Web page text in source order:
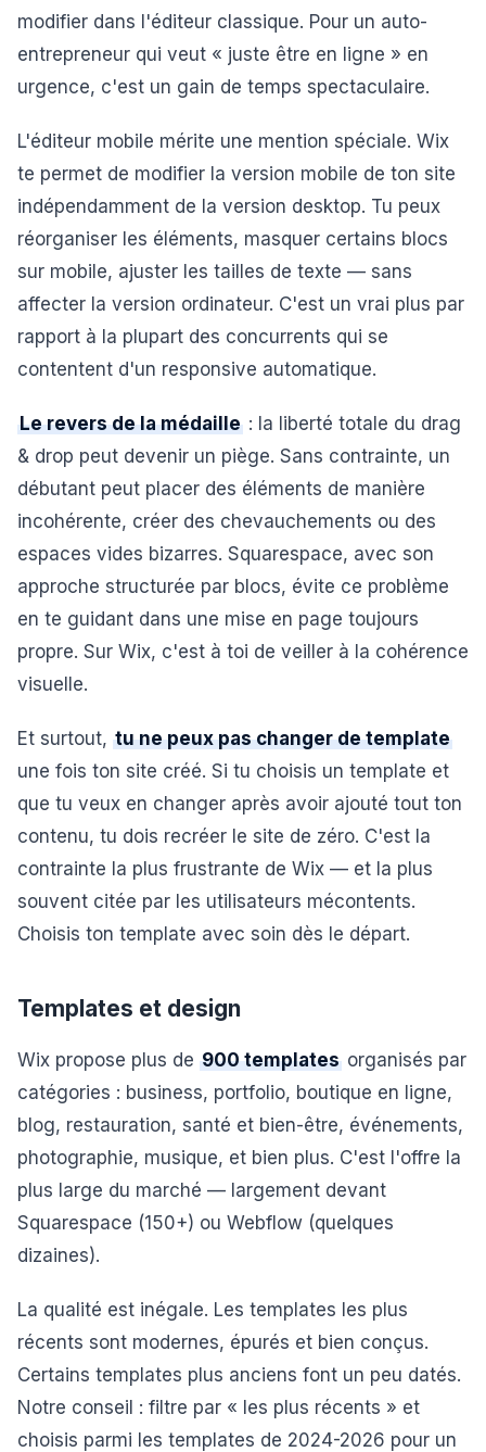
modifier dans l'éditeur classique. Pour un auto-
entrepreneur qui veut « juste être en ligne » en
urgence, c'est un gain de temps spectaculaire.
L'éditeur mobile mérite une mention spéciale. Wix
te permet de modifier la version mobile de ton site
indépendamment de la version desktop. Tu peux
réorganiser les éléments, masquer certains blocs
sur mobile, ajuster les tailles de texte — sans
affecter la version ordinateur. C'est un vrai plus par
rapport à la plupart des concurrents qui se
contentent d'un responsive automatique.
Le revers de la médaille : la liberté totale du drag
& drop peut devenir un piège. Sans contrainte, un
débutant peut placer des éléments de manière
incohérente, créer des chevauchements ou des
espaces vides bizarres. Squarespace, avec son
approche structurée par blocs, évite ce problème
en te guidant dans une mise en page toujours
propre. Sur Wix, c'est à toi de veiller à la cohérence
visuelle.
Et surtout, tu ne peux pas changer de template
une fois ton site créé. Si tu choisis un template et
que tu veux en changer après avoir ajouté tout ton
contenu, tu dois recréer le site de zéro. C'est la
contrainte la plus frustrante de Wix — et la plus
souvent citée par les utilisateurs mécontents.
Choisis ton template avec soin dès le départ.
Templates et design
Wix propose plus de 900 templates organisés par
catégories : business, portfolio, boutique en ligne,
blog, restauration, santé et bien-être, événements,
photographie, musique, et bien plus. C'est l'offre la
plus large du marché — largement devant
Squarespace (150+) ou Webflow (quelques
dizaines).
La qualité est inégale. Les templates les plus
récents sont modernes, épurés et bien conçus.
Certains templates plus anciens font un peu datés.
Notre conseil : filtre par « les plus récents » et
choisis parmi les templates de 2024-2026 pour un